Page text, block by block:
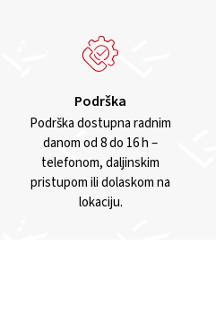
Podrška
Podrška dostupna radnim
danom od 8 do 16 h –
telefonom, daljinskim
pristupom ili dolaskom na
lokaciju.